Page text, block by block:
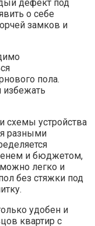
дефект под
о себе
замков и
пола.
избежать
схемы устройства
разными
и бюджетом,
легко и
без стяжки под
удобен и
квартир с